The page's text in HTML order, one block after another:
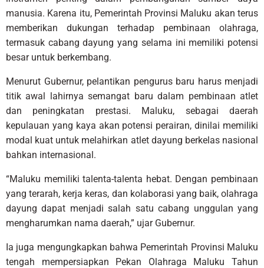
manusia. Karena itu, Pemerintah Provinsi Maluku akan terus
memberikan dukungan terhadap pembinaan olahraga,
termasuk cabang dayung yang selama ini memiliki potensi
besar untuk berkembang.
Menurut Gubernur, pelantikan pengurus baru harus menjadi
titik awal lahirnya semangat baru dalam pembinaan atlet
dan peningkatan prestasi. Maluku, sebagai daerah
kepulauan yang kaya akan potensi perairan, dinilai memiliki
modal kuat untuk melahirkan atlet dayung berkelas nasional
bahkan internasional.
“Maluku memiliki talenta-talenta hebat. Dengan pembinaan
yang terarah, kerja keras, dan kolaborasi yang baik, olahraga
dayung dapat menjadi salah satu cabang unggulan yang
mengharumkan nama daerah,” ujar Gubernur.
Ia juga mengungkapkan bahwa Pemerintah Provinsi Maluku
tengah mempersiapkan Pekan Olahraga Maluku Tahun